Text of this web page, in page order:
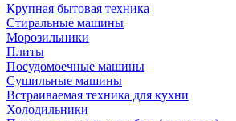
Крупная бытовая техника
Стиральные машины
Морозильники
Плиты
Посудомоечные машины
Сушильные машины
Встраиваемая техника для кухни
Холодильники